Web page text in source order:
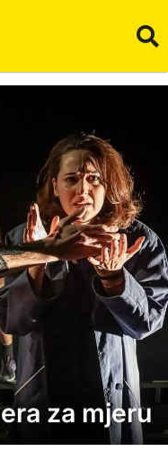
za mjeru